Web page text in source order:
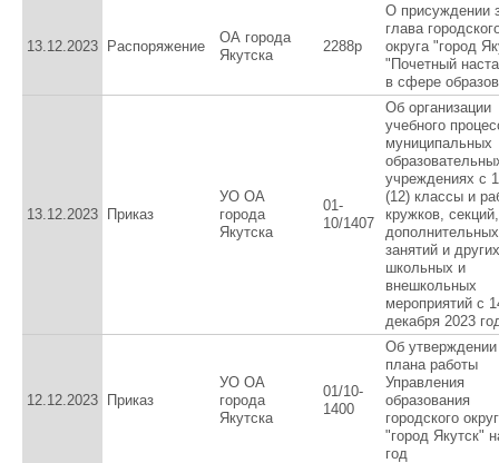
13.12.2023 Распоряжение
ОА города
Якутска
2288р
О присуждении
глава
округа "город
"Почетный
в сфере
13.12.2023 Приказ
УО ОА
города
Якутска
01-
10/1407
Об организации
учебного
муниципальных
учреждениях с
(12) классы и
кружков, секций,
дополнительных
занятий и других
школьных и
внешкольных
мероприятий с
декабря 2023
12.12.2023 Приказ
УО ОА
города
Якутска
01/10-
1400
Об утверждении
плана работы
Управления
образования
городского
"город Якутск"
год